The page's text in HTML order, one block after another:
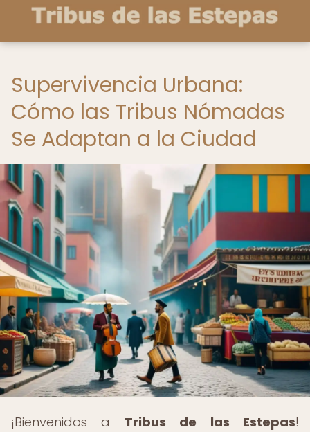
Supervivencia Urbana:
Cómo las Tribus Nómadas
Se Adaptan a la Ciudad
¡Bienvenidos a Tribus de las Estepas!